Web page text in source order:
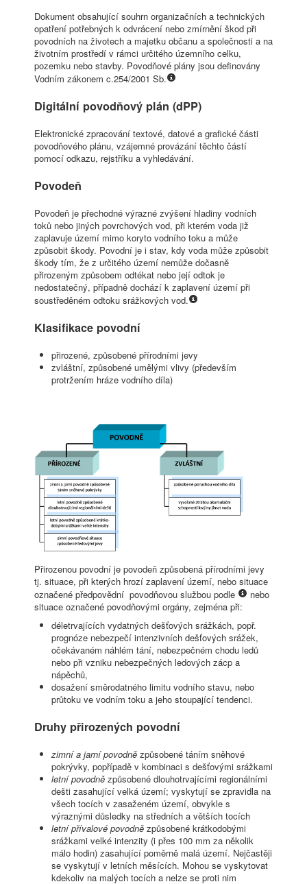
Dokument obsahující souhrn organizačních a technických
opatření potřebných k odvrácení nebo zmírnění škod při
povodních na životech a majetku občanu a společnosti a na
životním prostředí v rámci určitého územního celku,
pozemku nebo stavby. Povodňové plány jsou definovány
Vodním zákonem c.254/2001 Sb.
Digitální povodňový plán (dPP)
Elektronické zpracování textové, datové a grafické části
povodňového plánu, vzájemné provázání těchto částí
pomocí odkazu, rejstříku a vyhledávání.
Povodeň
Povodeň je přechodné výrazné zvýšení hladiny vodních
toků nebo jiných povrchových vod, při kterém voda již
zaplavuje území mimo koryto vodního toku a může
způsobit škody. Povodní je i stav, kdy voda může způsobit
škody tím, že z určitého území nemůže dočasně
přirozeným způsobem odtékat nebo její odtok je
nedostatečný, případně dochází k zaplavení území při
soustředěném odtoku srážkových vod.
Klasifikace povodní
přirozené, způsobené přírodními jevy
zvláštní, způsobené umělými vlivy (především
protržením hráze vodního díla)
Přirozenou povodní je povodeň způsobená přírodními jevy
tj. situace, při kterých hrozí zaplavení území, nebo situace
označené předpovědní povodňovou službou podle
nebo
situace označené povodňovými orgány, zejména při:
déletrvajících vydatných dešťových srážkách, popř.
prognóze nebezpečí intenzivních dešťových srážek,
očekávaném náhlém tání, nebezpečném chodu ledů
nebo při vzniku nebezpečných ledových zácp a
nápěchů,
dosažení směrodatného limitu vodního stavu, nebo
průtoku ve vodním toku a jeho stoupající tendenci.
Druhy přirozených povodní
zimní a jarní povodně způsobené táním sněhové
pokrývky, popřípadě v kombinaci s dešťovými srážkami
letní povodně způsobené dlouhotrvajícími regionálními
dešti zasahující velká území; vyskytují se zpravidla na
všech tocích v zasaženém území, obvykle s
výraznými důsledky na středních a větších tocích
letní přívalové povodně způsobené krátkodobými
srážkami velké intenzity (i přes 100 mm za několik
málo hodin) zasahující poměrně malá území. Nejčastěji
se vyskytují v letních měsících. Mohou se vyskytovat
kdekoliv na malých tocích a nelze se proti nim